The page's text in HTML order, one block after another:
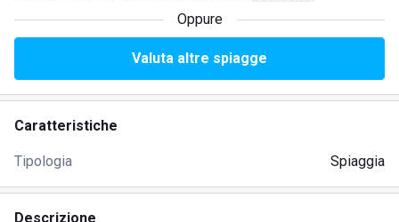
Oppure
Valuta altre spiagge
Caratteristiche
Tipologia Spiaggia
Descrizione